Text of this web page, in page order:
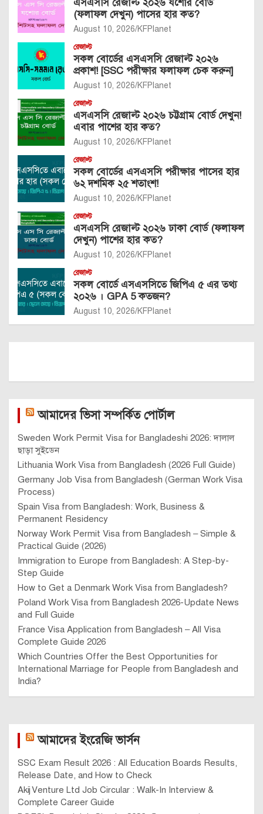
এসএসসি রেজাল্ট ২০২৬ যশোর বোর্ড
(ফলাফল দেখুন) পাসের হার কত?
August 10, 2026 KFPlanet
রেজাল্ট
সকল বোর্ডের এসএসসি রেজাল্ট ২০২৬
প্রকাশ! [SSC পরীক্ষার ফলাফল চেক করুন]
August 10, 2026 KFPlanet
রেজাল্ট
এসএসসি রেজাল্ট ২০২৬ চট্টগ্রাম বোর্ড দেখুন!
এবার পাশের হার কত?
August 10, 2026 KFPlanet
রেজাল্ট
সকল বোর্ডের এসএসসি পরীক্ষার পাসের হার
৬২ দশমিক ২৫ শতাংশ!
August 10, 2026 KFPlanet
রেজাল্ট
এসএসসি রেজাল্ট ২০২৬ ঢাকা বোর্ড (ফলাফল
দেখুন) পাশের হার কত?
August 10, 2026 KFPlanet
রেজাল্ট
সকল বোর্ডে এসএসসিতে জিপিএ ৫ এর তথ্য
২০২৬ । GPA 5 কতজন?
August 10, 2026 KFPlanet
আমাদের ভিসা সম্পর্কিত পোর্টাল
Sweden Work Permit Visa for Bangladeshi 2026: দালাল
ছাড়া সুইডেন
Lithuania Work Visa from Bangladesh (2026 Full Guide)
Germany Job Visa from Bangladesh (German Work Visa
Process)
Spain Visa from Bangladesh: Work, Business &
Permanent Residency
Norway Work Permit Visa from Bangladesh – Simple &
Practical Guide (2026)
Immigration to Europe from Bangladesh: A Step-by-
Step Guide
How to Get a Denmark Work Visa from Bangladesh?
Poland Work Visa from Bangladesh 2026-Update News
and Full Guide
France Visa Application from Bangladesh – All Visa
Complete Guide 2026
Which Countries Offer the Best Opportunities for
International Marriage for People from Bangladesh and
India?
আমাদের ইংরেজি ভার্সন
SSC Exam Result 2026 : All Education Boards Results,
Release Date, and How to Check
Akij Venture Ltd Job Circular : Walk-In Interview &
Complete Career Guide